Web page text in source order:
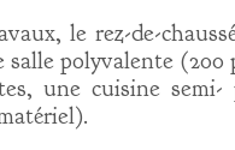
le rez-de-
polyvalente (200
une cuisine semi-